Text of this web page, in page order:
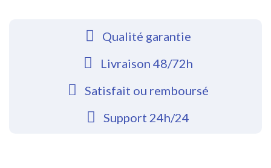
Qualité garantie
Livraison 48/72h
Satisfait ou remboursé
Support 24h/24